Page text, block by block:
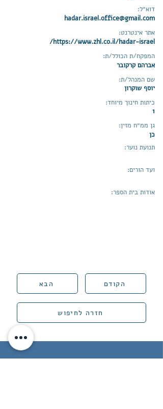
hadar.israel.office@gmail.com
דוא״ל:
https://www.zhl.co.il/hadar-israel/
אתר אינטרנט:
אברהם קרקובר
המפקח/ת הכולל/ת:
יוסף שוקרון
שם המנהל/ת:
1
כיתות חינוך מיוחד:
כן
גן ממ״ח מזין:
תנועת נוער:
ועד הורים:
אודות בית הספר:
הקודם הבא
חזרה לחיפוש